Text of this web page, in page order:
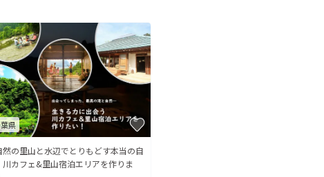
CAMPFIREふるさと納税
県
然の里山と水辺でとりもどす本当の自
川カフェ&里山宿泊エリアを作りま